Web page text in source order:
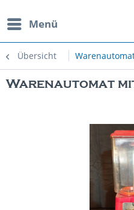
Menü
Übersicht
Spielautomaten
Warenautomat